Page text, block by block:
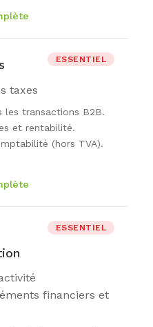
ESSENTIEL
taxes
les transactions B2B.
et rentabilité.
(hors TVA).
ESSENTIEL
financiers et